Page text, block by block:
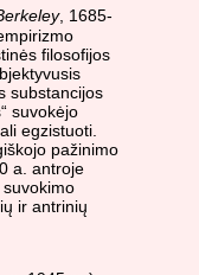
, 1685-
filosofijos
substancijos
suvokėjo
egzistuoti.
pažinimo
a. antroje
ir antrinių